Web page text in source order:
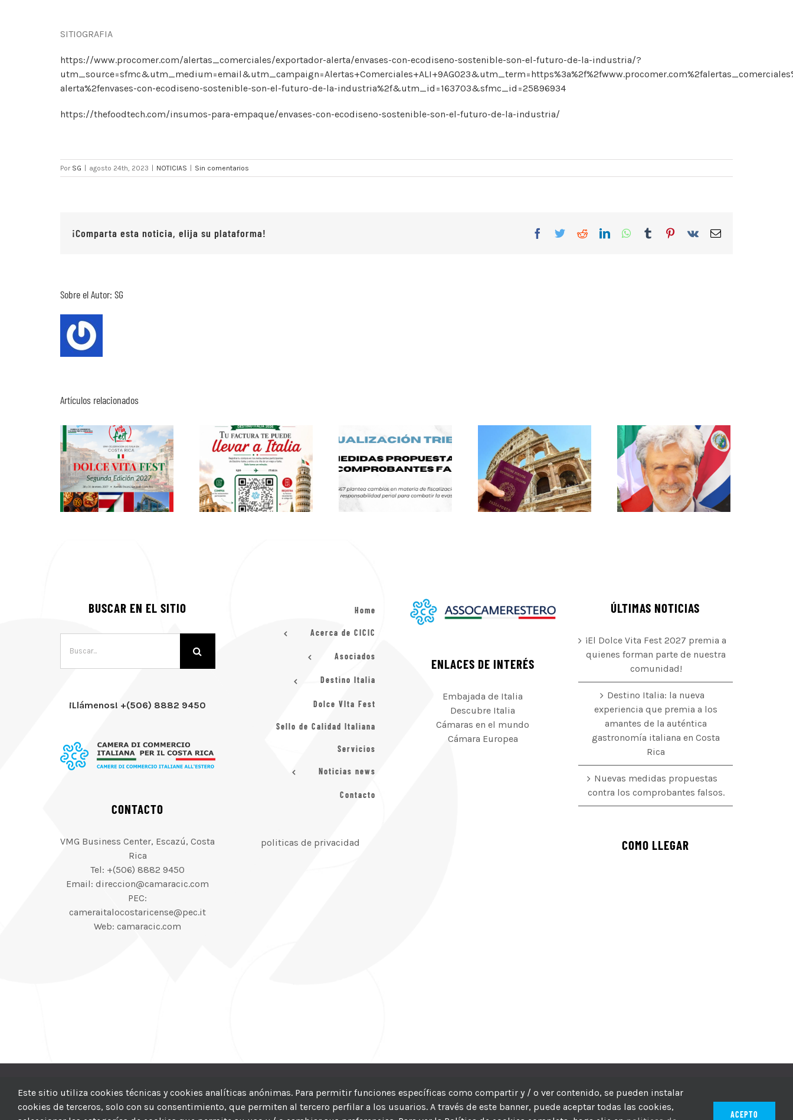
SITIOGRAFIA
https://www.procomer.com/alertas_comerciales/exportador-alerta/envases-con-ecodiseno-sostenible-son-el-futuro-de-la-industria/?
alerta%2fenvases-con-ecodiseno-sostenible-son-el-futuro-de-la-industria%2f&utm_id=163703&sfmc_id=25896934
https://thefoodtech.com/insumos-para-empaque/envases-con-ecodiseno-sostenible-son-el-futuro-de-la-industria/
Por SG agosto 24th, 2023 NOTICIAS Sin comentarios
¡Comparta esta noticia, elija su plataforma! Facebook
TwitterRedditLinkedInWhatsApp
TumblrPinterest
Vk
Correo
Sobre el Autor: SG
Artículos relacionados
BUSCAR EN EL SITIO
¡Llámenos! +(506) 8882 9450
CONTACTO
VMG Business Center, Escazú, Costa
Rica
Tel: +(506) 8882 9450
Email: direccion@camaracic.com
PEC:
cameraitalocostaricense@pec.it
Web: camaracic.com
Home
Acerca de CICIC
Asociados
Destino Italia
Dolce VIta Fest
Sello de Calidad Italiana
Servicios
Noticias news
Contacto
politicas de privacidad
ENLACES DE INTERÉS
Embajada de Italia
Descubre Italia
Cámaras en el mundo
Cámara Europea
ÚLTIMAS NOTICIAS
¡El Dolce Vita Fest 2027 premia a
quienes forman parte de nuestra
comunidad!
Destino Italia: la nueva
experiencia que premia a los
amantes de la auténtica
gastronomía italiana en Costa
Rica
Nuevas medidas propuestas
contra los comprobantes falsos.
COMO LLEGAR
© 2012–2025 | CICIC Hosting Para PYMES MBAGIO.COM | Todos los derechos reservados
FacebookTwitter YouTubeInstagramWhatsAppLinkedInCorreo
Este sitio utiliza cookies técnicas y cookies analíticas anónimas. Para permitir funciones específicas como compartir y / o ver contenido, se pueden instalar
cookies de terceros, solo con su consentimiento, que permiten al tercero perfilar a los usuarios. A través de este banner, puede aceptar todas las cookies,
ACEPTO